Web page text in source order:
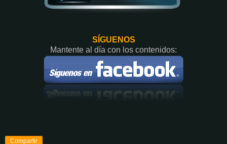
SÍGUENOS
Mantente al día con los contenidos:
Compartir